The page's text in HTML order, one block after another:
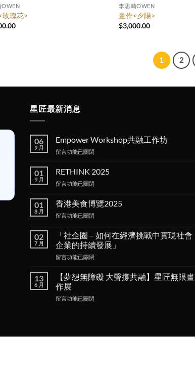
OWEN
玫瑰花>
李思疇OWEN
畫作<夕陽>
$3,000.00
1 2
星匠最新消息
06
9 月
Empower Workshop共融工作坊
在
Workshop
融
作
中
留言功能已關閉
01
9 月
RETHINK 2025
在
2025〉
中
留言功能已關閉
01
8 月
香港美食博覽2025
在
港
美
食
博
2025〉
中
留言功能已關閉
02
7 月
「社企圈 – 如何在經濟挑戰中實現社會
企業的持續發展」
在
圈 –
如
何
留言功能已關閉
13
6 月
【夢想無障礙 大聲撐共融】星匠無限畫
作展
在
留言功能已關閉